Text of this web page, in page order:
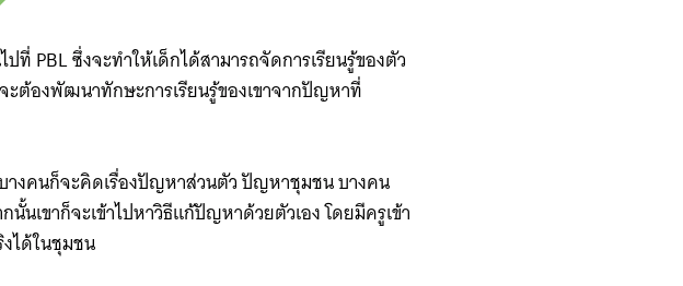
PBL ซึ่งจะทำให้เด็กได้สามารถจัดการเรียนรู้ของตัว
ะต้องพัฒนาทักษะการเรียนรู้ของเขาจากปัญหาที่
างคนก็จะคิดเรื่องปัญหาส่วนตัว ปัญหาชุมชน บางคน
ขาก็จะเข้าไปหาวิธีแก้ปัญหาด้วยตัวเอง โดยมีครูเข้า
ได้ในชุมชน